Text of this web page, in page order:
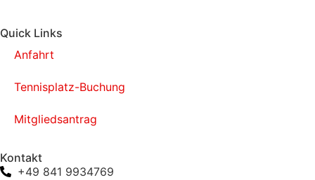
Quick Links
Anfahrt
Tennisplatz-Buchung
Mitgliedsantrag
Kontakt
+49 841 9934769